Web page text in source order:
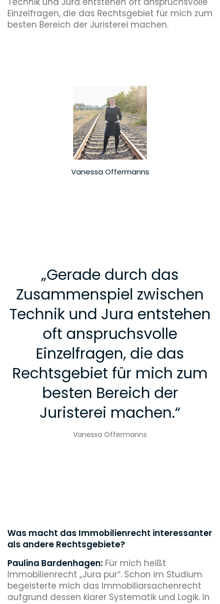
Einzelfragen, die das Rechtsgebiet für mich zum
besten Bereich der Juristerei machen.
Vanessa Offermanns
„Gerade durch das
Zusammenspiel zwischen
Technik und Jura entstehen
oft anspruchsvolle
Einzelfragen, die das
Rechtsgebiet für mich zum
besten Bereich der
Juristerei machen.“
Vanessa Offermanns
Was macht das Immobilienrecht interessanter
als andere Rechtsgebiete?
Paulina Bardenhagen: Für mich heißt
Immobilienrecht „Jura pur“. Schon im Studium
begeisterte mich das Immobiliarsachenrecht
aufgrund dessen klarer Systematik und Logik. In